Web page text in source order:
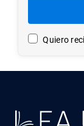
Quiero